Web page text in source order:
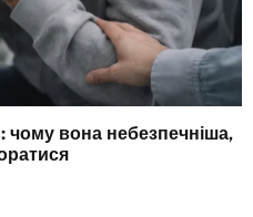
чому вона небезпечніша,